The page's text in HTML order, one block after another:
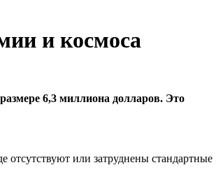
и космоса
6,3 миллиона долларов. Это
отсутствуют или затруднены стандартные